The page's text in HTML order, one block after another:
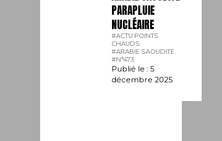
PARAPLUIE
NUCLÉAIRE
#ACTU POINTS
CHAUDS.
#ARABIE SAOUDITE.
#N°473.
Publié le : 5
décembre 2025